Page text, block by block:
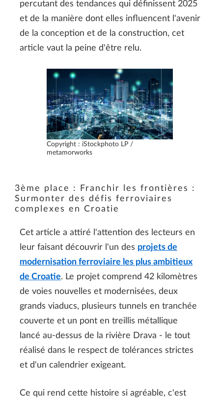
percutant des tendances qui définissent 2025
et de la manière dont elles influencent l'avenir
de la conception et de la construction, cet
article vaut la peine d'être relu.
Copyright : iStockphoto LP /
metamorworks
3ème place : Franchir les frontières :
Surmonter des défis ferroviaires
complexes en Croatie
Cet article a attiré l'attention des lecteurs en
leur faisant découvrir l'un des projets de
modernisation ferroviaire les plus ambitieux
de Croatie. Le projet comprend 42 kilomètres
de voies nouvelles et modernisées, deux
grands viaducs, plusieurs tunnels en tranchée
couverte et un pont en treillis métallique
lancé au-dessus de la rivière Drava - le tout
réalisé dans le respect de tolérances strictes
et d'un calendrier exigeant.
Ce qui rend cette histoire si agréable, c'est